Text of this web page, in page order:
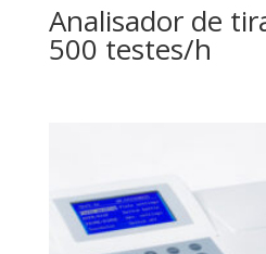
Analisador de
500 testes/h